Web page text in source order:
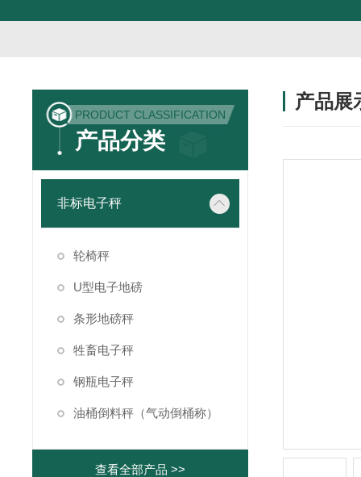
PRODUCT CLASSIFICATION
产品分类
非标电子秤
轮椅秤
U型电子地磅
条形地磅秤
牲畜电子秤
钢瓶电子秤
油桶倒料秤（气动倒桶称）
查看全部产品 >>
产品展